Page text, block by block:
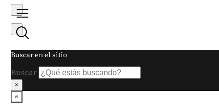
Buscar en el sitio
Buscar
×